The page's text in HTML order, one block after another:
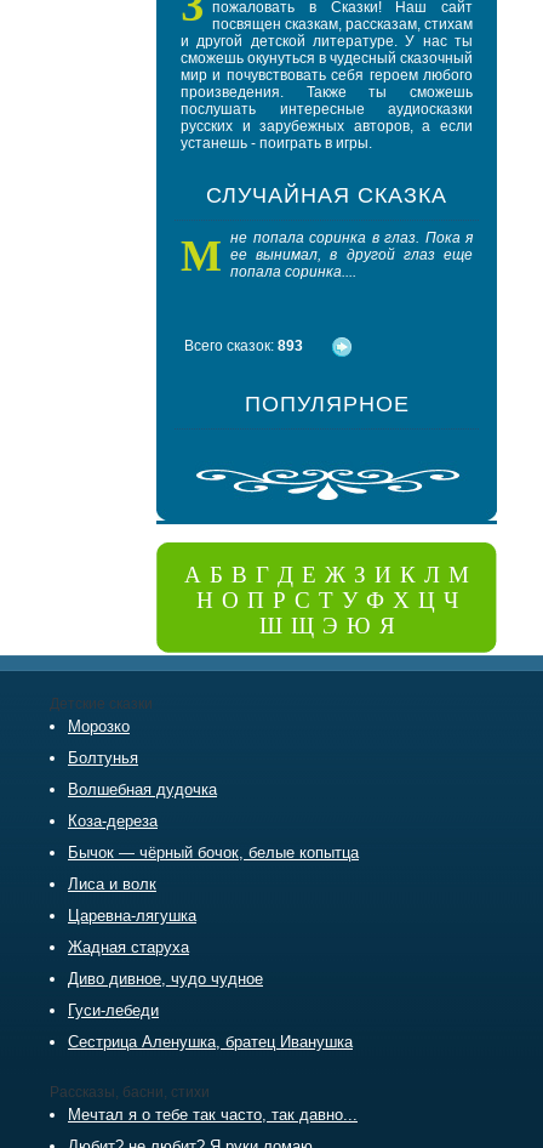
пожаловать в Сказки! Наш сайт
посвящен сказкам, рассказам, стихам
и другой детской литературе. У нас ты
сможешь окунуться в чудесный сказочный
мир и почувствовать себя героем любого
произведения. Также ты сможешь
послушать интересные аудиосказки
русских и зарубежных авторов, а если
устанешь - поиграть в игры.
СЛУЧАЙНАЯ СКАЗКА
М не попала соринка в глаз. Пока я
ее вынимал, в другой глаз еще
попала соринка....
Всего сказок: 893
ПОПУЛЯРНОЕ
А Б В Г Д Е Ж З И К Л М
Н О П Р С Т У Ф Х Ц Ч
Ш Щ Э Ю Я
Детские сказки
Морозко
Болтунья
Волшебная дудочка
Коза-дереза
Бычок — чёрный бочок, белые копытца
Лиса и волк
Царевна-лягушка
Жадная старуха
Диво дивное, чудо чудное
Гуси-лебеди
Сестрица Аленушка, братец Иванушка
Рассказы, басни, стихи
Мечтал я о тебе так часто, так давно...